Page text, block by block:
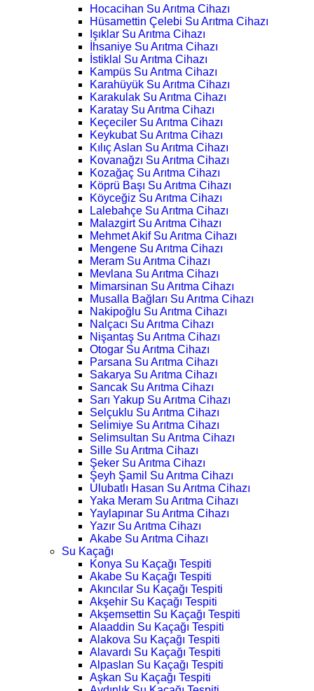
Hocacihan Su Arıtma Cihazı
Hüsamettin Çelebi Su Arıtma Cihazı
Işıklar Su Arıtma Cihazı
İhsaniye Su Arıtma Cihazı
İstiklal Su Arıtma Cihazı
Kampüs Su Arıtma Cihazı
Karahüyük Su Arıtma Cihazı
Karakulak Su Arıtma Cihazı
Karatay Su Arıtma Cihazı
Keçeciler Su Arıtma Cihazı
Keykubat Su Arıtma Cihazı
Kılıç Aslan Su Arıtma Cihazı
Kovanağzı Su Arıtma Cihazı
Kozağaç Su Arıtma Cihazı
Köprü Başı Su Arıtma Cihazı
Köyceğiz Su Arıtma Cihazı
Lalebahçe Su Arıtma Cihazı
Malazgirt Su Arıtma Cihazı
Mehmet Akif Su Arıtma Cihazı
Mengene Su Arıtma Cihazı
Meram Su Arıtma Cihazı
Mevlana Su Arıtma Cihazı
Mimarsinan Su Arıtma Cihazı
Musalla Bağları Su Arıtma Cihazı
Nakipoğlu Su Arıtma Cihazı
Nalçacı Su Arıtma Cihazı
Nişantaş Su Arıtma Cihazı
Otogar Su Arıtma Cihazı
Parsana Su Arıtma Cihazı
Sakarya Su Arıtma Cihazı
Sancak Su Arıtma Cihazı
Sarı Yakup Su Arıtma Cihazı
Selçuklu Su Arıtma Cihazı
Selimiye Su Arıtma Cihazı
Selimsultan Su Arıtma Cihazı
Sille Su Arıtma Cihazı
Şeker Su Arıtma Cihazı
Şeyh Şamil Su Arıtma Cihazı
Ulubatlı Hasan Su Arıtma Cihazı
Yaka Meram Su Arıtma Cihazı
Yaylapınar Su Arıtma Cihazı
Yazır Su Arıtma Cihazı
Akabe Su Arıtma Cihazı
Su Kaçağı
Konya Su Kaçağı Tespiti
Akabe Su Kaçağı Tespiti
Akıncılar Su Kaçağı Tespiti
Akşehir Su Kaçağı Tespiti
Akşemsettin Su Kaçağı Tespiti
Alaaddin Su Kaçağı Tespiti
Alakova Su Kaçağı Tespiti
Alavardı Su Kaçağı Tespiti
Alpaslan Su Kaçağı Tespiti
Aşkan Su Kaçağı Tespiti